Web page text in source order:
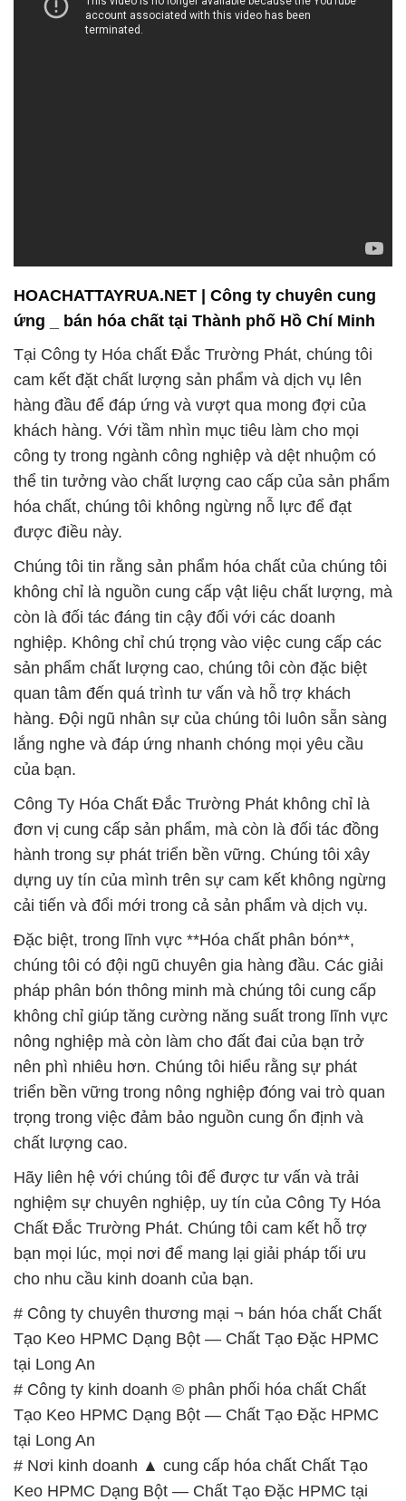
HOACHATTAYRUA.NET | Công ty chuyên cung
ứng _ bán hóa chất tại Thành phố Hồ Chí Minh
Tại Công ty Hóa chất Đắc Trường Phát, chúng tôi
cam kết đặt chất lượng sản phẩm và dịch vụ lên
hàng đầu để đáp ứng và vượt qua mong đợi của
khách hàng. Với tầm nhìn mục tiêu làm cho mọi
công ty trong ngành công nghiệp và dệt nhuộm có
thể tin tưởng vào chất lượng cao cấp của sản phẩm
hóa chất, chúng tôi không ngừng nỗ lực để đạt
được điều này.
Chúng tôi tin rằng sản phẩm hóa chất của chúng tôi
không chỉ là nguồn cung cấp vật liệu chất lượng, mà
còn là đối tác đáng tin cậy đối với các doanh
nghiệp. Không chỉ chú trọng vào việc cung cấp các
sản phẩm chất lượng cao, chúng tôi còn đặc biệt
quan tâm đến quá trình tư vấn và hỗ trợ khách
hàng. Đội ngũ nhân sự của chúng tôi luôn sẵn sàng
lắng nghe và đáp ứng nhanh chóng mọi yêu cầu
của bạn.
Công Ty Hóa Chất Đắc Trường Phát không chỉ là
đơn vị cung cấp sản phẩm, mà còn là đối tác đồng
hành trong sự phát triển bền vững. Chúng tôi xây
dựng uy tín của mình trên sự cam kết không ngừng
cải tiến và đổi mới trong cả sản phẩm và dịch vụ.
Đặc biệt, trong lĩnh vực **Hóa chất phân bón**,
chúng tôi có đội ngũ chuyên gia hàng đầu. Các giải
pháp phân bón thông minh mà chúng tôi cung cấp
không chỉ giúp tăng cường năng suất trong lĩnh vực
nông nghiệp mà còn làm cho đất đai của bạn trở
nên phì nhiêu hơn. Chúng tôi hiểu rằng sự phát
triển bền vững trong nông nghiệp đóng vai trò quan
trọng trong việc đảm bảo nguồn cung ổn định và
chất lượng cao.
Hãy liên hệ với chúng tôi để được tư vấn và trải
nghiệm sự chuyên nghiệp, uy tín của Công Ty Hóa
Chất Đắc Trường Phát. Chúng tôi cam kết hỗ trợ
bạn mọi lúc, mọi nơi để mang lại giải pháp tối ưu
cho nhu cầu kinh doanh của bạn.
# Công ty chuyên thương mại ¬ bán hóa chất Chất
Tạo Keo HPMC Dạng Bột — Chất Tạo Đặc HPMC
tại Long An
# Công ty kinh doanh © phân phối hóa chất Chất
Tạo Keo HPMC Dạng Bột — Chất Tạo Đặc HPMC
tại Long An
# Nơi kinh doanh ▲ cung cấp hóa chất Chất Tạo
Keo HPMC Dạng Bột — Chất Tạo Đặc HPMC tại